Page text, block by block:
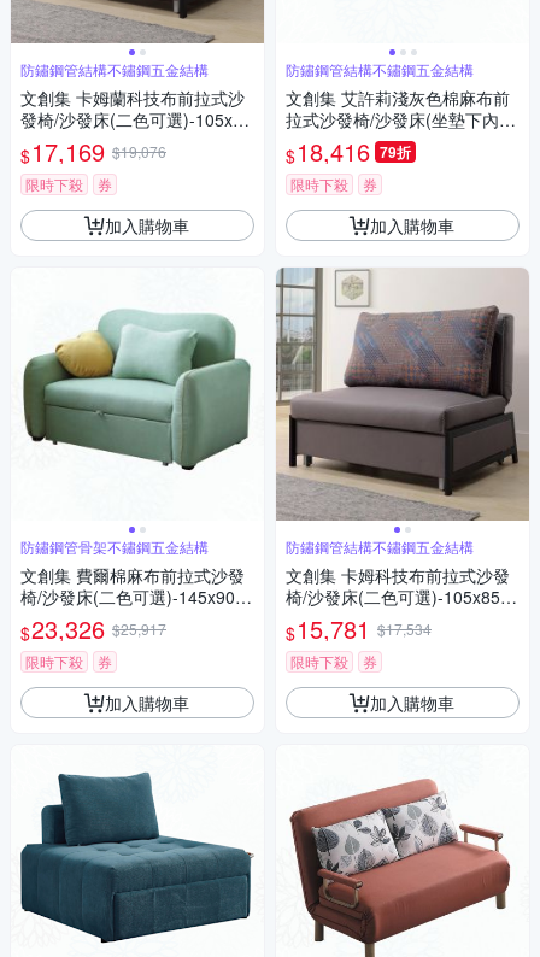
防鏽鋼管結構不鏽鋼五金結構
文創集 卡姆蘭科技布前拉式沙
發椅/沙發床(二色可選)-105x85
x92cm免組
$17,169 $19,076
限時下殺
券
加入購物車
防鏽鋼管骨架不鏽鋼五金結構
文創集 費爾棉麻布前拉式沙發
椅/沙發床(二色可選)-145x90x9
5cm免組
$23,326 $25,917
限時下殺
券
加入購物車
防鏽鋼管結構不鏽鋼五金結構
文創集 艾許莉淺灰色棉麻布前
拉式沙發椅/沙發床(坐墊下內置
收納空間)-134x95x82cm免組
$18,416 79折
限時下殺 券
加入購物車
防鏽鋼管結構不鏽鋼五金結構
文創集 卡姆科技布前拉式沙發
椅/沙發床(二色可選)-105x85x9
2cm免組
$15,781 $17,534
限時下殺
券
加入購物車